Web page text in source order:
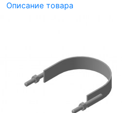
Описание товара